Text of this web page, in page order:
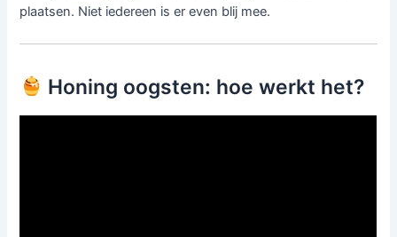
plaatsen. Niet iedereen is er even blij mee.
Honing oogsten: hoe werkt het?